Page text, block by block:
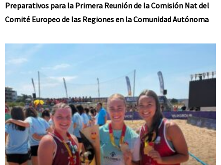
Preparativos para la Primera Reunión de la Comisión Nat del
Comité Europeo de las Regiones en la Comunidad Autónoma